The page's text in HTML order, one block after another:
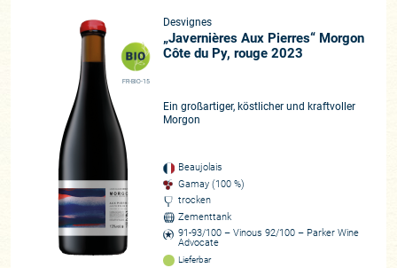
Gespräch wurde immer munterer, die Stimmung stieg und
mit jeder Flasche griff Louis-Benoit zu noch älteren
Exemplaren wobei die Frische in der Flasche ihrer
angestaubten Erscheinung aus dem feuchtkalten Keller
diametral gegenüberstand.
Werte Kunden: „Im Beaujolais sind wir Zeitzeugen einer
Qualitätsrevolution! Zu „SPOTT-PREISEN“! (Stephan Reinhard
in Vinum) Haben Sie Lust, uns in unsere kleine Zauberwelt
des Beaujolais zu begleiten? Nach Morgon. Zu der seit
Generationen Weinbau betreibenden Familie Desvignes und
ihren ebenso talentierten wie sympathischen Besitzern, dem
jungen Geschwisterpaar Claude-Emmanuelle und Louis-
FR-BIO-15
Desvignes
„Javernières Aux Pierres“ Morgon
Côte du Py, rouge 2023
Ein großartiger, köstlicher und kraftvoller
Morgon
Beaujolais
Gamay (100 %)
trocken
Zementtank
91-93/100 – Vinous 92/100 – Parker Wine
Advocate
Lieferbar